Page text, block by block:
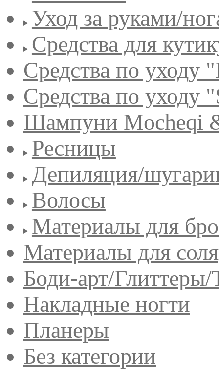
Уход за руками/
Средства для
Средства по уходу
Средства по уходу
Шампуни Mocheqi
Ресницы
Депиляция/
Волосы
Материалы для
Материалы для
Боди-арт/
Накладные ногти
Планеры
Без категории